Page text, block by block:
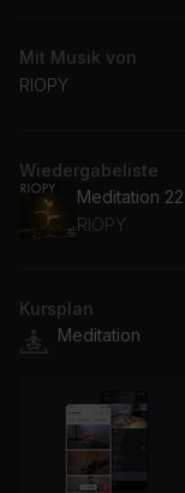
Mit Musik von
RIOPY
Wiedergabeliste
Meditation 22
RIOPY
Kursplan
Meditation